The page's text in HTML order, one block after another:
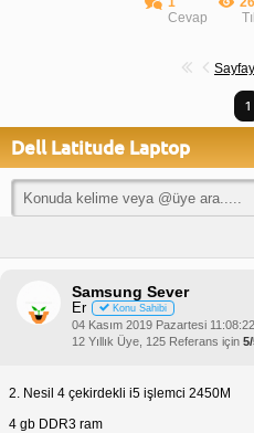
Cevap
1
Dell Latitude Laptop
Samsung Sever
Er Konu Sahibi
04 Kasım 2019 Pazartesi
12 Yıllık Üye, 125 Referans için
2. Nesil 4 çekirdekli i5 işlemci 2450M
4 gb DDR3 ram